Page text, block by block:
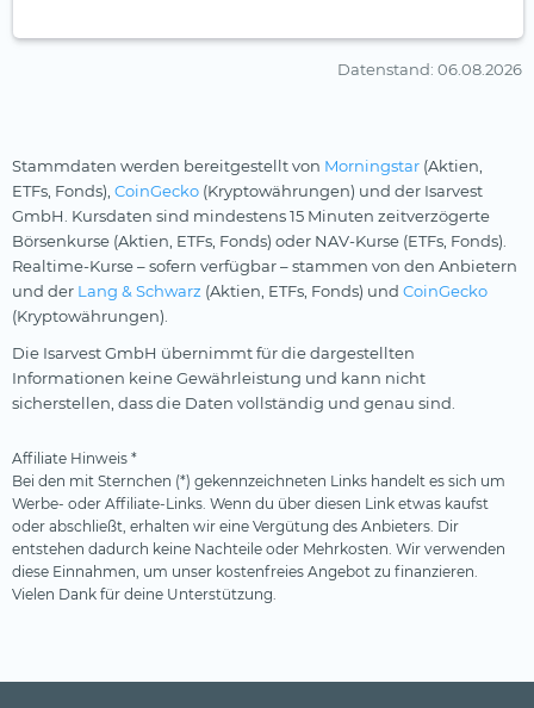
Datenstand: 06.08.2026
Stammdaten werden bereitgestellt von Morningstar (Aktien,
ETFs, Fonds), CoinGecko (Kryptowährungen) und der Isarvest
GmbH. Kursdaten sind mindestens 15 Minuten zeitverzögerte
Börsenkurse (Aktien, ETFs, Fonds) oder NAV-Kurse (ETFs, Fonds).
Realtime-Kurse – sofern verfügbar – stammen von den Anbietern
und der Lang & Schwarz (Aktien, ETFs, Fonds) und CoinGecko
(Kryptowährungen).
Die Isarvest GmbH übernimmt für die dargestellten
Informationen keine Gewährleistung und kann nicht
sicherstellen, dass die Daten vollständig und genau sind.
Affiliate Hinweis *
Bei den mit Sternchen (*) gekennzeichneten Links handelt es sich um
Werbe- oder Affiliate-Links. Wenn du über diesen Link etwas kaufst
oder abschließt, erhalten wir eine Vergütung des Anbieters. Dir
entstehen dadurch keine Nachteile oder Mehrkosten. Wir verwenden
diese Einnahmen, um unser kostenfreies Angebot zu finanzieren.
Vielen Dank für deine Unterstützung.